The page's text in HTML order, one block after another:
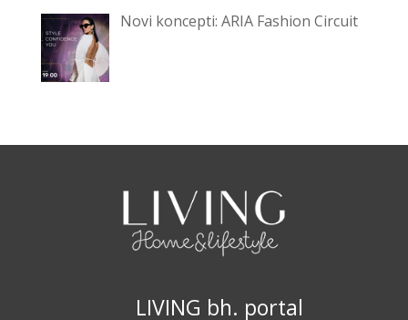
Novi koncepti: ARIA Fashion Circuit
LIVING bh. portal